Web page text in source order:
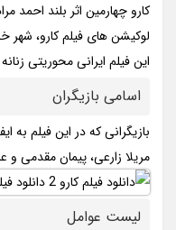
کارو چهارمین اثر بلند احمد
لوکیشن های فیلم کارو، شهر
این فیلم ایرانی محوریتی
اسامی بازیگران
بازیگرانی که در این فیلم به
مریلا زارعی، پیمان مقدمی و
لیست عوامل